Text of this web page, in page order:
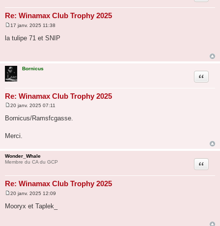
Re: Winamax Club Trophy 2025
e
s
e
17 janv. 2025 11:38
la tulipe 71 et SNIP
Bornicus
Re: Winamax Club Trophy 2025
Citation
s
g
20 janv. 2025 07:11
Bornicus/Ramsfcgasse.
Merci.
Wonder_Whale
Membre du CA du GCP
Re: Winamax Club Trophy 2025
Citation
s
20 janv. 2025 12:09
Mooryx et Taplek_